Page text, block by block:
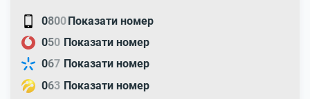
0800Показати номер
050 Показати номер
067 Показати номер
063 Показати номер